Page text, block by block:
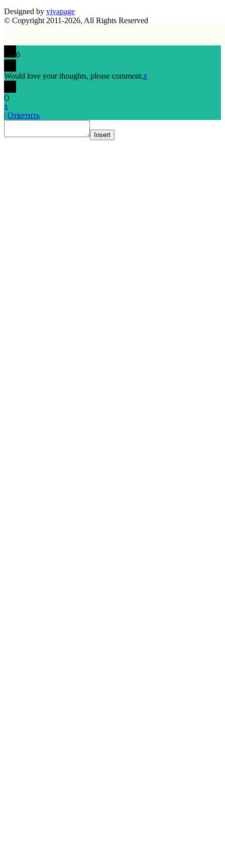
Designed by vivapage
© Copyright 2011-2026, All Rights Reserved
0
Would love your thoughts, please comment.x
()
x
| Ответить
Insert